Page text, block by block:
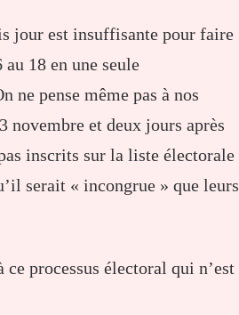
jour est insuffisante pour faire
18 en une seule
ne pense même pas à nos
novembre et deux jours après
inscrits sur la liste électorale
serait « incongrue » que leurs
processus électoral qui n’est